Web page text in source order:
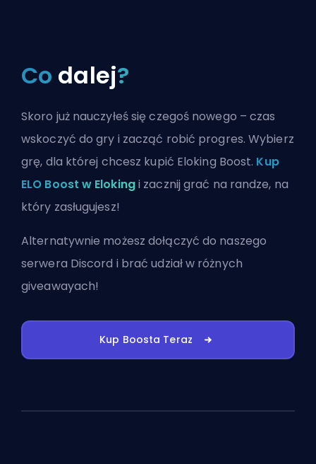
Co dalej?
Skoro już nauczyłeś się czegoś nowego – czas
wskoczyć do gry i zacząć robić progres. Wybierz
grę, dla której chcesz kupić Eloking Boost. Kup
ELO Boost w Elokingi zacznij grać na randze, na
który zasługujesz!
Alternatywnie możeszdołączyć do naszego
serwera Discord i brać udział w różnych
giveawayach!
Kup Boosta Teraz